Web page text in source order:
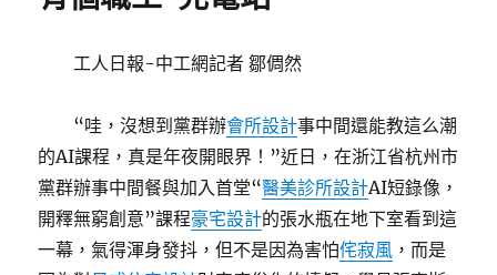
工人日報-中工網記者 鄒倜然
“哇，沒想到黨群辦會所設計事中間還能教這么潮
的AI課程，真是年夜開眼界！”近日，在浙江省杭州市
黨群辦事中間餐與加入首堂“醫美診所設計AI短錄像，
開釋無窮創意”課程豪宅設計的張水瓶在地下室看到這
一幕，氣得渾身發抖，但不是因為害怕侘寂風 ，而是